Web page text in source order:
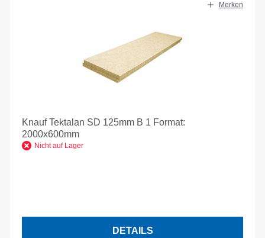
Merken
Knauf Tektalan SD 125mm B 1 Format:
2000x600mm
Nicht auf Lager
DETAILS